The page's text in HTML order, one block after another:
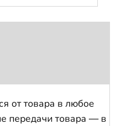
от товара в любое
передачи товара — в